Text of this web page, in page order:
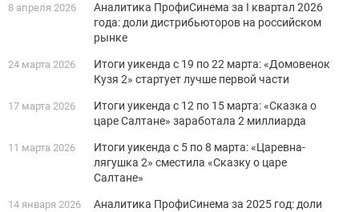
8 апреля 2026
Аналитика ПрофиСинема за I квартал 2026
года: доли дистрибьюторов на российском
рынке
24 марта 2026
Итоги уикенда с 19 по 22 марта: «Домовенок
Кузя 2» стартует лучше первой части
17 марта 2026
Итоги уикенда с 12 по 15 марта: «Сказка о
царе Салтане» заработала 2 миллиарда
11 марта 2026
Итоги уикенда с 5 по 8 марта: «Царевна-
лягушка 2» сместила «Сказку о царе
Салтане»
14 января 2026
Аналитика ПрофиСинема за 2025 год: доли